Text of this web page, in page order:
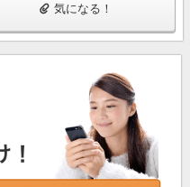
気になる！